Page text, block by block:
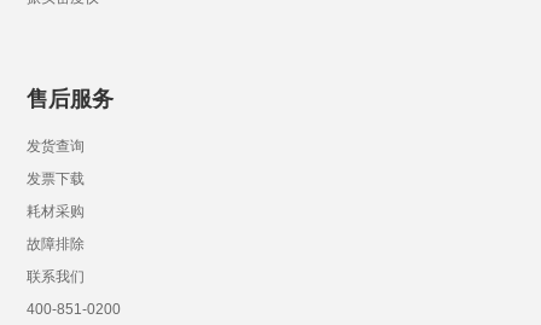
售后服务
发货查询
发票下载
耗材采购
故障排除
联系我们
400-851-0200